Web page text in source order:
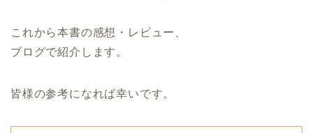
これから本書の感想・レビュー、
ブログで紹介します。
皆様の参考になれば幸いです。